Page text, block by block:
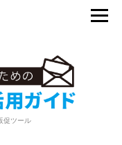
促ツール